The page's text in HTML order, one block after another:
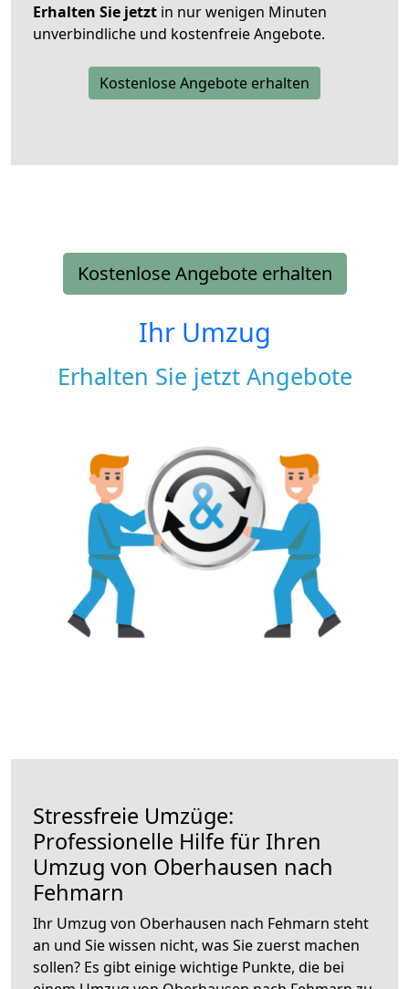
Erhalten Sie jetzt in nur wenigen Minuten
unverbindliche und kostenfreie Angebote.
Kostenlose Angebote erhalten
Kostenlose Angebote erhalten
Ihr Umzug
Erhalten Sie jetzt Angebote
Stressfreie Umzüge:
Professionelle Hilfe für Ihren
Umzug von Oberhausen nach
Fehmarn
Ihr Umzug von Oberhausen nach Fehmarn steht
an und Sie wissen nicht, was Sie zuerst machen
sollen? Es gibt einige wichtige Punkte, die bei